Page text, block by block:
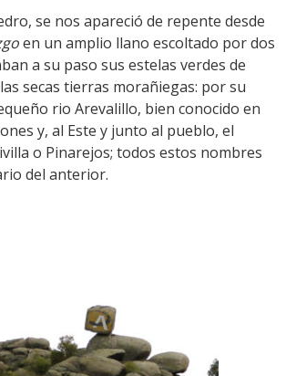
se nos apareció de repente desde
en un amplio llano escoltado por dos
a su paso sus estelas verdes de
secas tierras morañiegas: por su
rio Arevalillo, bien conocido en
y, al Este y junto al pueblo, el
o Pinarejos; todos estos nombres
del anterior.